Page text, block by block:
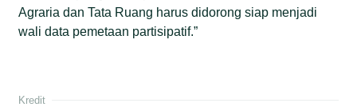
Agraria dan Tata Ruang harus didorong siap menjadi
wali data pemetaan partisipatif.”
Kredit